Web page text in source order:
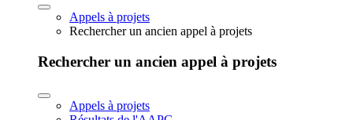
Appels à projets
Rechercher un ancien appel à projets
Rechercher un ancien appel à projets
Appels à projets